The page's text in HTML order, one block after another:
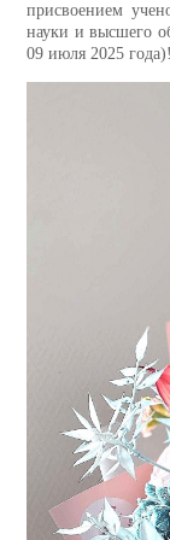
присвоением
науки и высшего
09 июля 2025 года)!